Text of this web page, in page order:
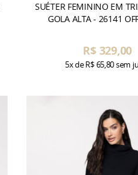
SUÉTER FEMININO EM
GOLA ALTA - 26141
R$ 329,00
5xdeR$ 65,80sem